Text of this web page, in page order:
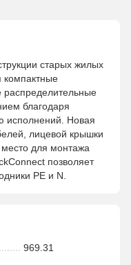
старых жилых
компактные
благодаря
исполнений. Новая
лицевой крышки
для монтажа
позволяет
PE и N.
969.31